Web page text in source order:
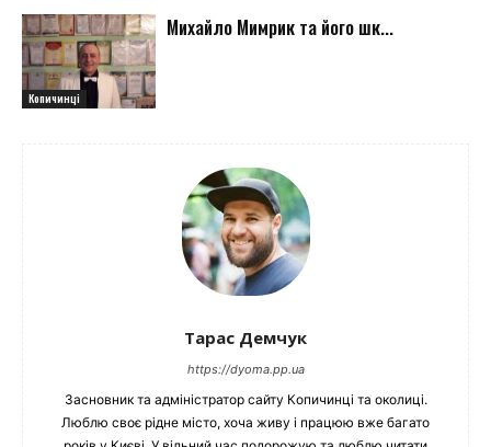
Копичинці
Михайло Мимрик та його шк...
Тарас Демчук
https://dyoma.pp.ua
Засновник та адміністратор сайту Копичинці та околиці.
Люблю своє рідне місто, хоча живу і працюю вже багато